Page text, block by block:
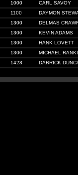
1000
CARL SAVOY
1100
DAYMON
1300
DELMAS
1300
KEVIN ADAMS
1300
HANK LOVETT
1300
MICHAEL
1428 DARRICK